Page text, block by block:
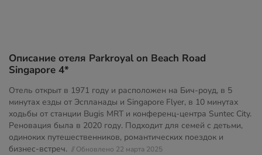
Описание отеля Parkroyal on Beach Road
Singapore 4*
Отель открыт в 1971 году и расположен на Бич-роуд, в 5
минутах езды от Эспланады и Singapore Flyer, в 10 минутах
ходьбы от станции Bugis MRT и конференц-центра Suntec City.
Реновация была в 2020 году. Подходит для семей с детьми,
одиноких путешественников, романтических поездок и
бизнес-встреч. // Обновлено 22 марта 2025